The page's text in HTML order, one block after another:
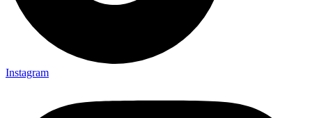
Instagram